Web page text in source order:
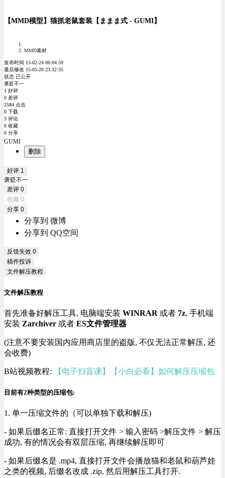
【MMD模型】猫抓老鼠套装【ままま式 - GUMI】
MMD素材
发布时间 15-02-24 06:04:59
最后修改 15-05-20 23:32:35
状态 已公开
褒贬不一
1 好评
0 差评
2584 点击
0 下载
3 评论
0 收藏
0 分享
GUMI
删除
好评 1
褒贬不一
差评 0
收藏 0
分享 0
分享到 微博
分享到 QQ空间
反馈失效 0
稿件投诉
文件解压教程
文件解压教程
首先准备好解压工具, 电脑端安装 WINRAR 或者 7z, 手机端
安装 Zarchiver 或者 ES文件管理器
(注意不要安装国内应用商店里的盗版, 不仅无法正常解压, 还
会收费)
B站视频教程: 【电子扫盲课】【小白必看】如何解压压缩包
目前有2种类型的压缩包:
1. 单一压缩文件的（可以单独下载和解压)
- 如果后缀名正常: 直接打开文件 > 输入密码 >解压文件 > 解压
成功, 有的情况会有双层压缩, 再继续解压即可
- 如果后缀名是 .mp4, 直接打开文件会播放猫和老鼠和葫芦娃
之类的视频, 后缀名改成 .zip, 然后用解压工具打开.